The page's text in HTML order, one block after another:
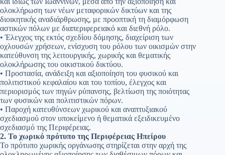
ολοκλήρωση των νέων μεταφορικών δικτύων και της
διοικητικής αναδιάρθρωσης, με προοπτική τη διαμόρφωση
αστικών πόλων με διαπεριφερειακό και διεθνή ρόλο.
• Έλεγχος της εκτός σχεδίου δόμησης, διαχείριση των
οχλουσών χρήσεων, ενίσχυση του ρόλου των οικισμών στην
κατεύθυνση της λειτουργικής, χωρικής και θεματικής
ολοκλήρωσης του οικιστικού δικτύου.
• Προστασία, ανάδειξη και αξιοποίηση του φυσικού και
πολιτιστικού κεφαλαίου και του τοπίου, έλεγχος και
περιορισμός των πηγών ρύπανσης, βελτίωση της ποιότητας
των φυσικών και πολιτιστικών πόρων.
• Παροχή κατευθύνσεων χωρικού και αναπτυξιακού
σχεδιασμού στον υποκείμενο ή θεματικά εξειδικευμένο
σχεδιασμό της Περιφέρειας.
2. Το χωρικό πρότυπο της Περιφέρειας Ηπείρου
Το πρότυπο χωρικής οργάνωσης στηρίζεται στην αρχή της